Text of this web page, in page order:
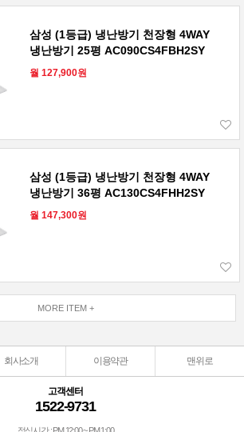
삼성 (1등급) 냉난방기 천장형 4WAY
냉난방기 25평 AC090CS4FBH2SY
월 127,900원
삼성 (1등급) 냉난방기 천장형 4WAY
냉난방기 36평 AC130CS4FHH2SY
월 147,300원
MORE ITEM +
회사소개 이용약관 맨위로
고객센터
1522-9731
점심시간 : PM 12:00 ~ PM 1:00